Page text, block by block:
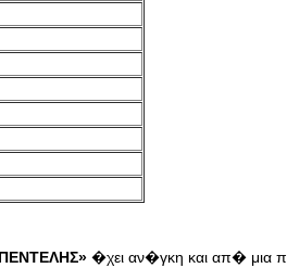
�χει αν�γκη και απ� μια